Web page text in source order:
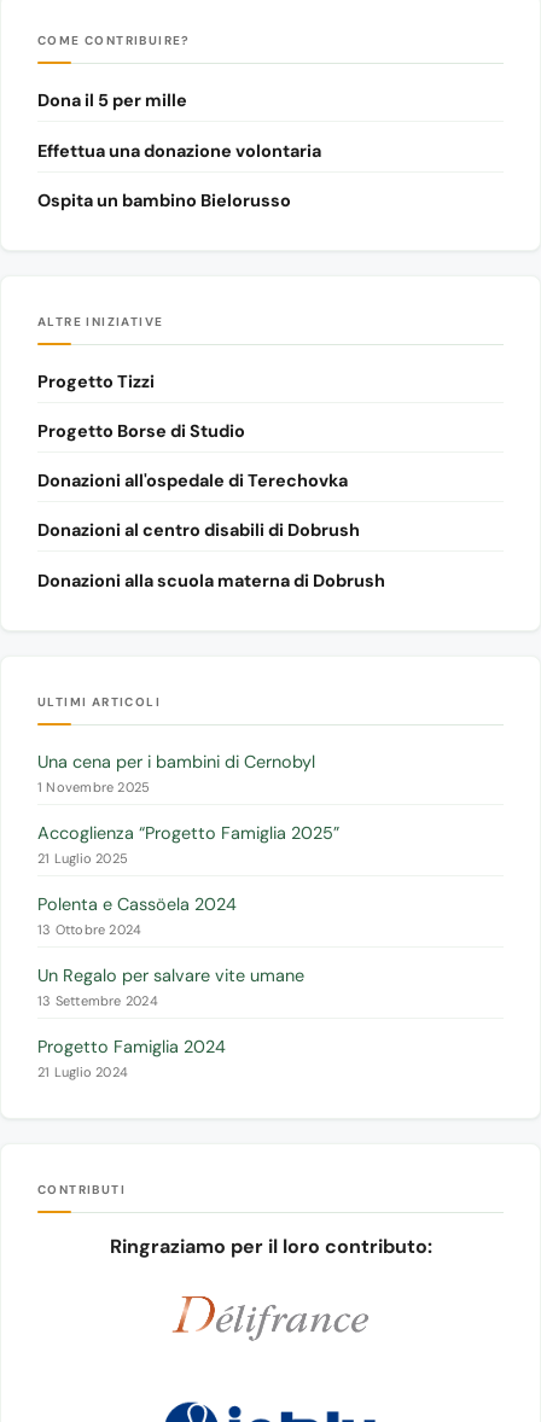
COME CONTRIBUIRE?
Dona il 5 per mille
Effettua una donazione volontaria
Ospita un bambino Bielorusso
ALTRE INIZIATIVE
Progetto Tizzi
Progetto Borse di Studio
Donazioni all'ospedale di Terechovka
Donazioni al centro disabili di Dobrush
Donazioni alla scuola materna di Dobrush
ULTIMI ARTICOLI
Una cena per i bambini di Cernobyl
1 Novembre 2025
Accoglienza “Progetto Famiglia 2025”
21 Luglio 2025
Polenta e Cassöela 2024
13 Ottobre 2024
Un Regalo per salvare vite umane
13 Settembre 2024
Progetto Famiglia 2024
21 Luglio 2024
CONTRIBUTI
Ringraziamo per il loro contributo: